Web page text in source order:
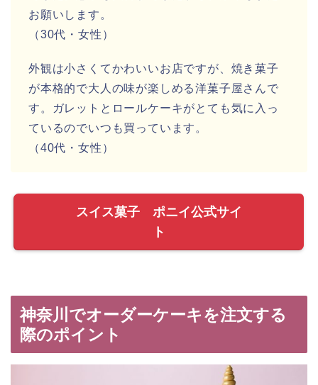
お願いします。
（30代・女性）
外観は小さくてかわいいお店ですが、焼き菓子
が本格的で大人の味が楽しめる洋菓子屋さんで
す。ガレットとロールケーキがとても気に入っ
ているのでいつも買っています。
（40代・女性）
スイス菓子 ポニイ公式サイ
ト
神奈川でオーダーケーキを注文する
際のポイント